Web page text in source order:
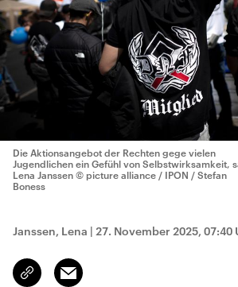
Die Aktionsangebot der Rechten gege vielen
Jugendlichen ein Gefühl von Selbstwirksamkeit,
Lena Janssen © picture alliance / IPON / Stefan
Boness
Janssen, Lena | 27. November 2025, 07:40
Link
kopieren/teilen
Email